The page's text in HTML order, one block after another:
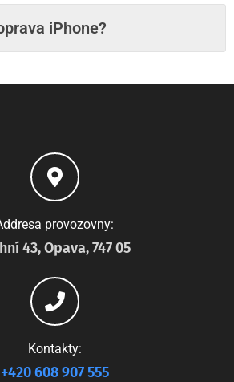
iPhone?
provozovny:
43, Opava, 747 05
Kontakty:
+420 608 907 555